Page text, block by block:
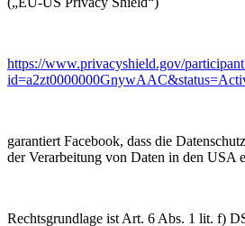
https://www.privacyshield.gov/
garantiert Facebook, dass die
der Verarbeitung von Daten in den USA
Rechtsgrundlage ist Art. 6 Abs. 1 lit. f)